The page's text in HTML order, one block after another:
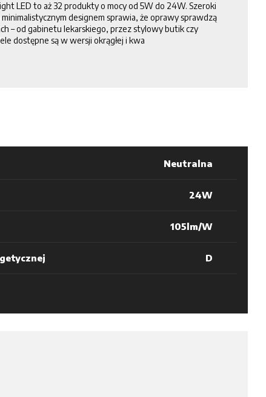
LED to aż 32 produkty o mocy od 5W do 24W. Szeroki
designem sprawia, że oprawy sprawdzą
– od gabinetu lekarskiego, przez stylowy butik czy
dostępne są w wersji okrągłej i kwa
Neutralna
24W
105lm/W
D